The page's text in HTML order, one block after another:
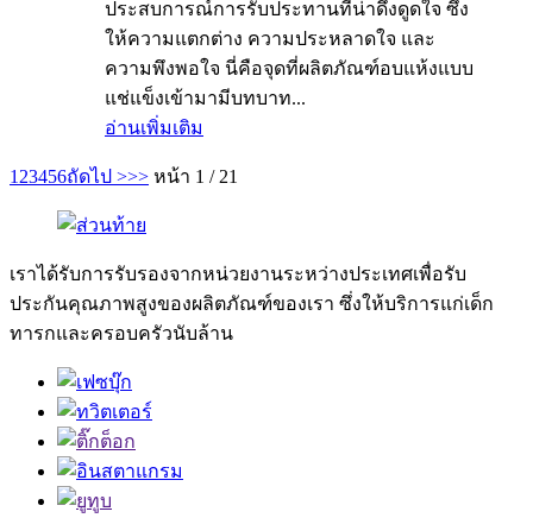
ประสบการณ์การรับประทานที่น่าดึงดูดใจ ซึ่ง
ให้ความแตกต่าง ความประหลาดใจ และ
ความพึงพอใจ นี่คือจุดที่ผลิตภัณฑ์อบแห้งแบบ
แช่แข็งเข้ามามีบทบาท...
อ่านเพิ่มเติม
1 23456ถัดไป >>> หน้า 1 / 21
เราได้รับการรับรองจากหน่วยงานระหว่างประเทศเพื่อรับ
ประกันคุณภาพสูงของผลิตภัณฑ์ของเรา ซึ่งให้บริการแก่เด็ก
ทารกและครอบครัวนับล้าน